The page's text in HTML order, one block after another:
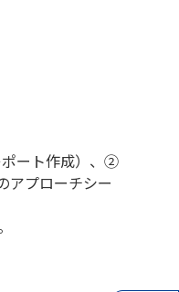
ポート作成）、②
アプローチシー